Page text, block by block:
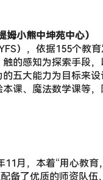
月，本着“用心教育
备了优质的师资队伍
觉等五感体验中游